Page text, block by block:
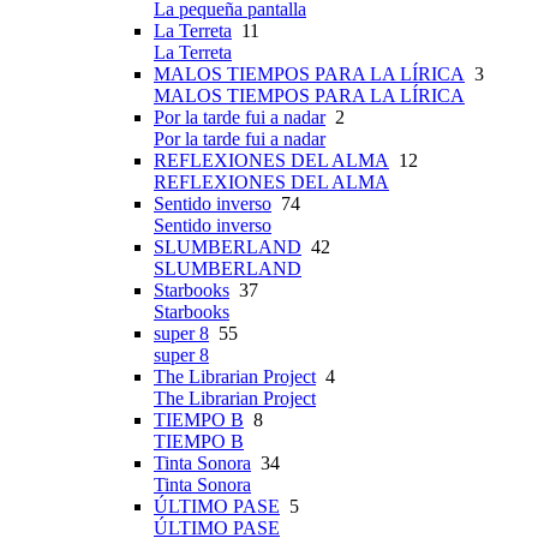
La pequeña pantalla
La Terreta 11
La Terreta
MALOS TIEMPOS PARA LA LÍRICA 3
MALOS TIEMPOS PARA LA LÍRICA
Por la tarde fui a nadar2
Por la tarde fui a nadar
REFLEXIONES DEL ALMA
12
REFLEXIONES DEL ALMA
Sentido inverso 74
Sentido inverso
SLUMBERLAND 42
SLUMBERLAND
Starbooks 37
Starbooks
super 8 55
super 8
The Librarian Project 4
The Librarian Project
TIEMPO B 8
TIEMPO B
Tinta Sonora 34
Tinta Sonora
ÚLTIMO PASE 5
ÚLTIMO PASE